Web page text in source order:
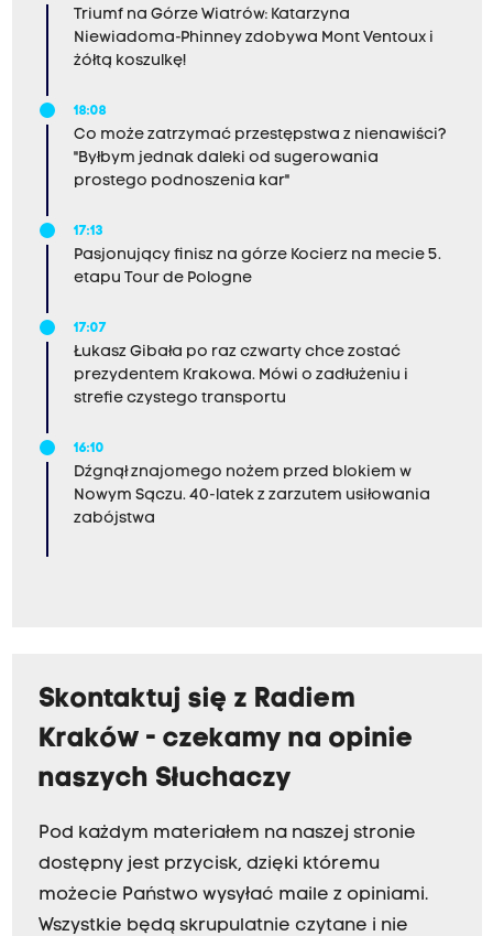
Triumf na Górze Wiatrów: Katarzyna
Niewiadoma-Phinney zdobywa Mont Ventoux i
żółtą koszulkę!
18:08
Co może zatrzymać przestępstwa z nienawiści?
"Byłbym jednak daleki od sugerowania
prostego podnoszenia kar"
17:13
Pasjonujący finisz na górze Kocierz na mecie 5.
etapu Tour de Pologne
17:07
Łukasz Gibała po raz czwarty chce zostać
prezydentem Krakowa. Mówi o zadłużeniu i
strefie czystego transportu
16:10
Dźgnął znajomego nożem przed blokiem w
Nowym Sączu. 40-latek z zarzutem usiłowania
zabójstwa
Skontaktuj się z Radiem
Kraków - czekamy na opinie
naszych Słuchaczy
Pod każdym materiałem na naszej stronie
dostępny jest przycisk, dzięki któremu
możecie Państwo wysyłać maile z opiniami.
Wszystkie będą skrupulatnie czytane i nie